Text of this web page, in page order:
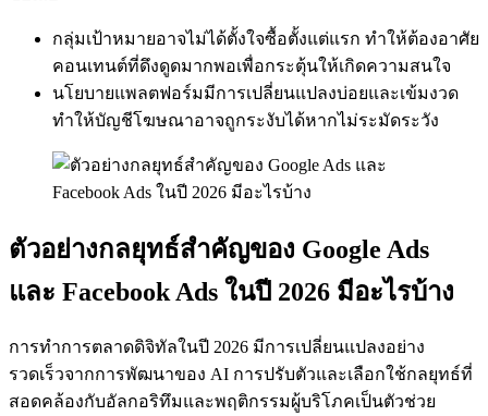
กลุ่มเป้าหมายอาจไม่ได้ตั้งใจซื้อตั้งแต่แรก ทำให้ต้องอาศัย
คอนเทนต์ที่ดึงดูดมากพอเพื่อกระตุ้นให้เกิดความสนใจ
นโยบายแพลตฟอร์มมีการเปลี่ยนแปลงบ่อยและเข้มงวด
ทำให้บัญชีโฆษณาอาจถูกระงับได้หากไม่ระมัดระวัง
ตัวอย่างกลยุทธ์สำคัญของ Google Ads
และ Facebook Ads ในปี 2026 มีอะไรบ้าง
การทำการตลาดดิจิทัลในปี 2026 มีการเปลี่ยนแปลงอย่าง
รวดเร็วจากการพัฒนาของ AI การปรับตัวและเลือกใช้กลยุทธ์ที่
สอดคล้องกับอัลกอริทึมและพฤติกรรมผู้บริโภคเป็นตัวช่วย